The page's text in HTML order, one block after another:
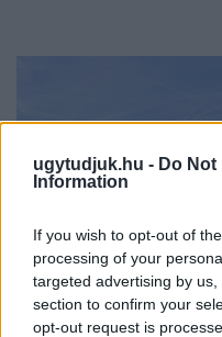
ugytudjuk.hu - Do Not
Information
If you wish to opt-out of
processing of your
targeted advertising by
section to confirm your
opt-out request is